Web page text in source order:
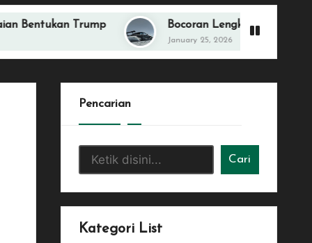
Trump Bocoran Lengkap vivo V70 Series,
January 25, 2026
Pencarian
Cari
Kategori List